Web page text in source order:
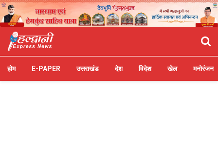
होम E-PAPER उत्तराखंड देश विदेश खेल मनोरंजन